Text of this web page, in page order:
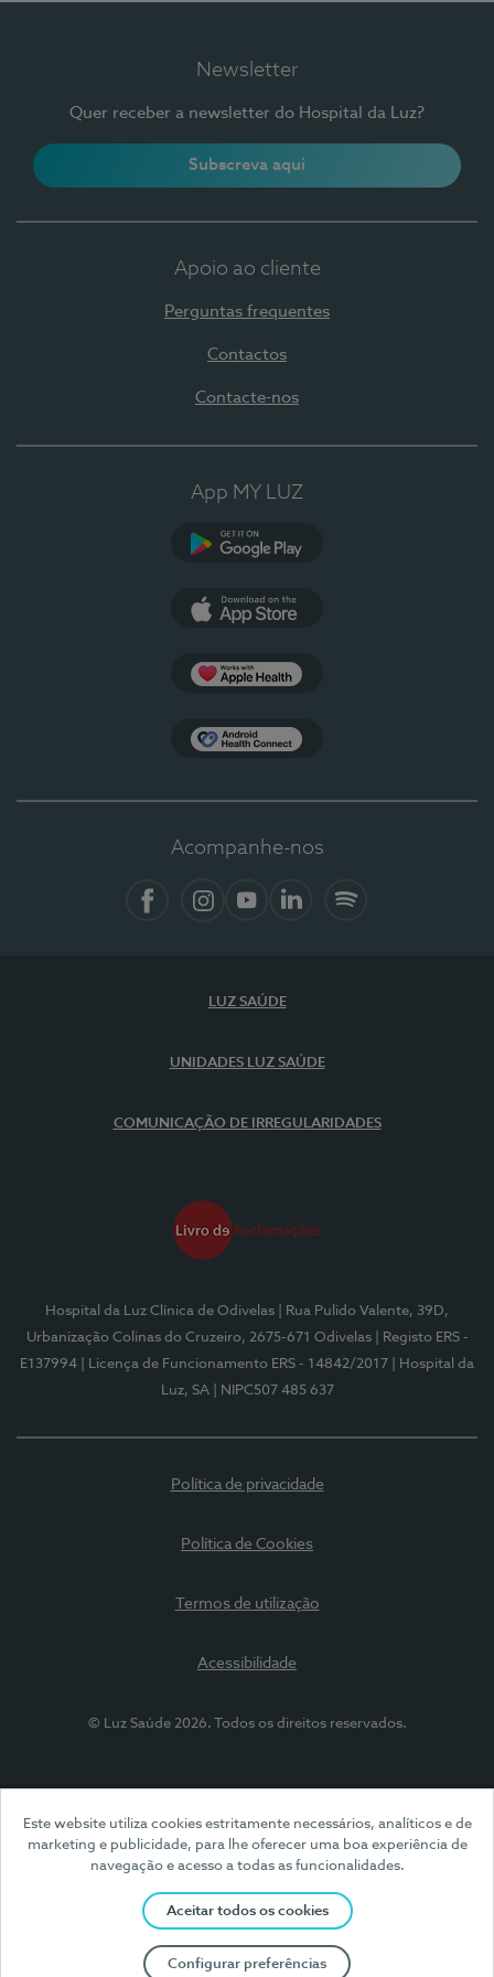
Este website utiliza cookies estritamente necessários, analíticos e de
marketing e publicidade, para lhe oferecer uma boa experiência de
navegação e acesso a todas as funcionalidades.
Aceitar todos os cookies
Configurar preferências
Newsletter
Quer receber a newsletter do Hospital da Luz?
Subscreva aqui
Apoio ao cliente
Perguntas frequentes
Contactos
Contacte-nos
App MY LUZ
Acompanhe-nos
LUZ SAÚDE
UNIDADES LUZ SAÚDE
COMUNICAÇÃO DE IRREGULARIDADES
Hospital da Luz Clínica de Odivelas
| Rua Pulido Valente, 39D,
Urbanização Colinas do Cruzeiro, 2675-671 Odivelas
| Registo ERS -
E137994
| Licença de Funcionamento ERS - 14842/2017
| Hospital da
Luz, SA
| NIPC507 485 637
Política de privacidade
Política de Cookies
Termos de utilização
Acessibilidade
© Luz Saúde 2026. Todos os direitos reservados.